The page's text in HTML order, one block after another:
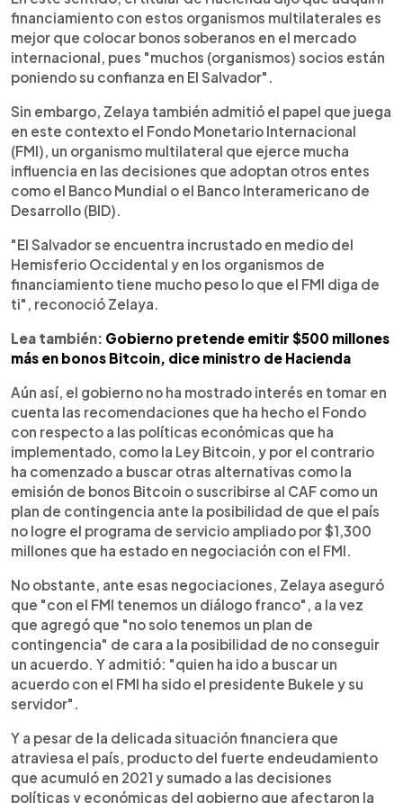
financiamiento con estos organismos multilaterales es
mejor que colocar bonos soberanos en el mercado
internacional, pues "muchos (organismos) socios están
poniendo su confianza en El Salvador".
Sin embargo, Zelaya también admitió el papel que juega
en este contexto el Fondo Monetario Internacional
(FMI), un organismo multilateral que ejerce mucha
influencia en las decisiones que adoptan otros entes
como el Banco Mundial o el Banco Interamericano de
Desarrollo (BID).
"El Salvador se encuentra incrustado en medio del
Hemisferio Occidental y en los organismos de
financiamiento tiene mucho peso lo que el FMI diga de
ti", reconoció Zelaya.
Lea también: Gobierno pretende emitir $500 millones
más en bonos Bitcoin, dice ministro de Hacienda
Aún así, el gobierno no ha mostrado interés en tomar en
cuenta las recomendaciones que ha hecho el Fondo
con respecto a las políticas económicas que ha
implementado, como la Ley Bitcoin, y por el contrario
ha comenzado a buscar otras alternativas como la
emisión de bonos Bitcoin o suscribirse al CAF como un
plan de contingencia ante la posibilidad de que el país
no logre el programa de servicio ampliado por $1,300
millones que ha estado en negociación con el FMI.
No obstante, ante esas negociaciones, Zelaya aseguró
que "con el FMI tenemos un diálogo franco", a la vez
que agregó que "no solo tenemos un plan de
contingencia" de cara a la posibilidad de no conseguir
un acuerdo. Y admitió: "quien ha ido a buscar un
acuerdo con el FMI ha sido el presidente Bukele y su
servidor".
Y a pesar de la delicada situación financiera que
atraviesa el país, producto del fuerte endeudamiento
que acumuló en 2021 y sumado a las decisiones
políticas y económicas del gobierno que afectaron la